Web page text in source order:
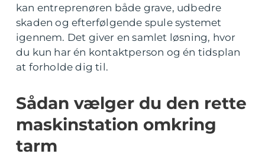
kan entreprenøren både grave, udbedre
skaden og efterfølgende spule systemet
igennem. Det giver en samlet løsning, hvor
du kun har én kontaktperson og én tidsplan
at forholde dig til.
Sådan vælger du den rette
maskinstation omkring
tarm